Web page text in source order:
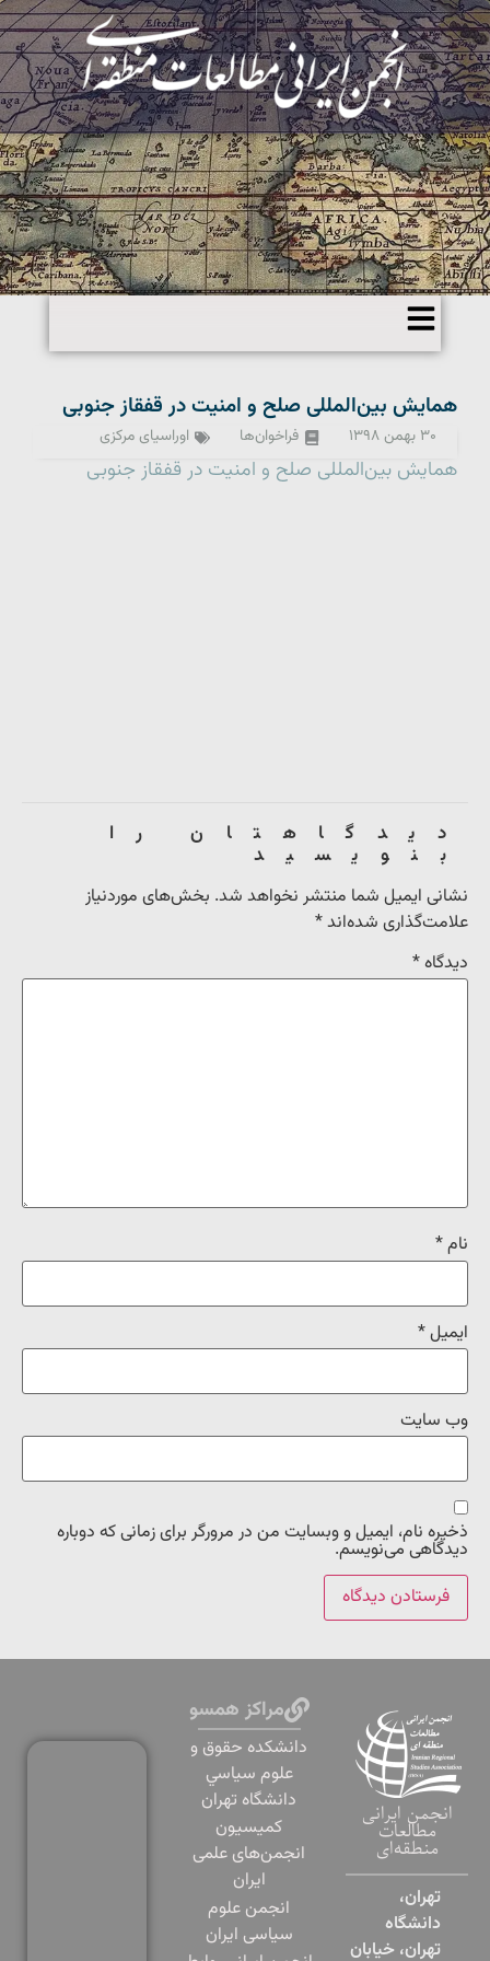
همایش بین‌المللی صلح و امنیت در قفقاز جنوبی
۳۰ بهمن ۱۳۹۸ فراخوان‌ها اوراسیای مرکزی
همایش بین‌المللی صلح و امنیت در قفقاز جنوبی
دیدگاهتان را
بنویسید
نشانی ایمیل شما منتشر نخواهد شد. بخش‌های موردنیاز
علامت‌گذاری شده‌اند*
دیدگاه*
نام*
ایمیل*
وب‌ سایت
ذخیره نام، ایمیل و وبسایت من در مرورگر برای زمانی که دوباره
دیدگاهی می‌نویسم.
انجمن ایرانی
مطالعات
منطقه‌ای
تهران،
دانشگاه
تهران، خیابان
مراکز همسو
دانشكده حقوق و
علوم سياسي
دانشگاه تهران
کمیسیون
انجمن‌های علمی
ایران
انجمن علوم
سیاسی ایران